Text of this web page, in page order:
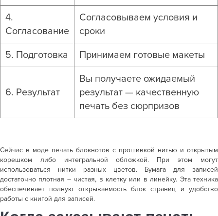
4.
Согласование
Согласовываем условия и
сроки
5. Подготовка Принимаем готовые макеты
6. Результат
Вы получаете ожидаемый
результат — качественную
печать без сюрпризов
Сейчас в моде печать блокнотов с прошивкой нитью и открытым
корешком либо интегральной обложкой. При этом могут
использоваться нитки разных цветов. Бумага для записей
достаточно плотная – чистая, в клетку или в линейку. Эта техника
обеспечивает полную открываемость блок страниц и удобство
работы с книгой для записей.